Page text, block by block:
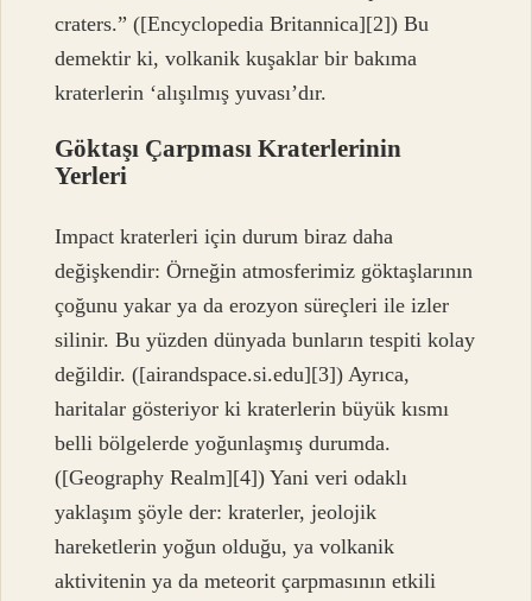
craters.” ([Encyclopedia Britannica][2]) Bu
demektir ki, volkanik kuşaklar bir bakıma
kraterlerin ‘alışılmış yuvası’dır.
Göktaşı Çarpması Kraterlerinin
Yerleri
Impact kraterleri için durum biraz daha
değişkendir: Örneğin atmosferimiz göktaşlarının
çoğunu yakar ya da erozyon süreçleri ile izler
silinir. Bu yüzden dünyada bunların tespiti kolay
değildir. ([airandspace.si.edu][3]) Ayrıca,
haritalar gösteriyor ki kraterlerin büyük kısmı
belli bölgelerde yoğunlaşmış durumda.
([Geography Realm][4]) Yani veri odaklı
yaklaşım şöyle der: kraterler, jeolojik
hareketlerin yoğun olduğu, ya volkanik
aktivitenin ya da meteorit çarpmasının etkili